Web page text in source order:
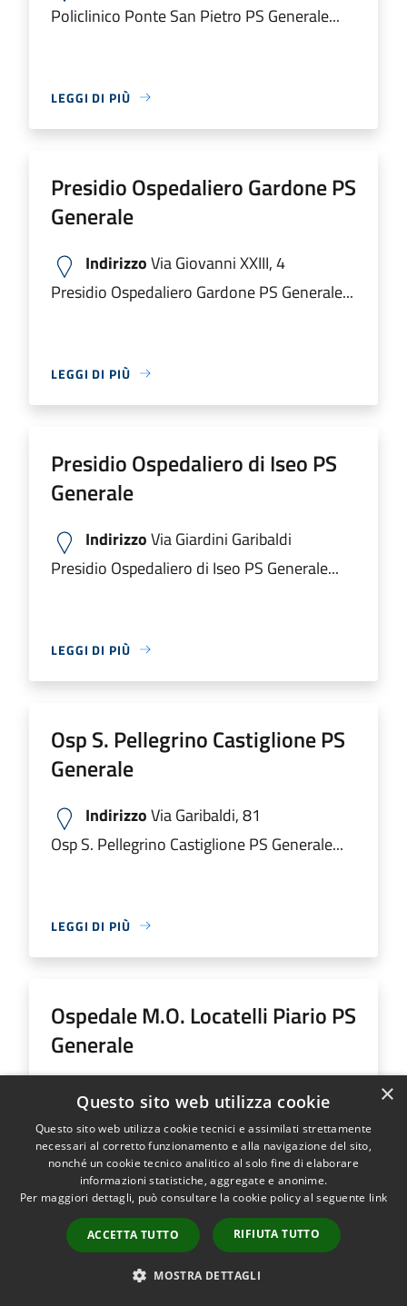
Policlinico Ponte San Pietro PS Generale...
LEGGI DI PIÙ
Presidio Ospedaliero Gardone PS
Generale
IndirizzoVia Giovanni XXIII, 4
Presidio Ospedaliero Gardone PS Generale...
LEGGI DI PIÙ
Presidio Ospedaliero di Iseo PS
Generale
IndirizzoVia Giardini Garibaldi
Presidio Ospedaliero di Iseo PS Generale...
LEGGI DI PIÙ
Osp S. Pellegrino Castiglione PS
Generale
IndirizzoVia Garibaldi, 81
Osp S. Pellegrino Castiglione PS Generale...
LEGGI DI PIÙ
Ospedale M.O. Locatelli Piario PS
Generale
Indirizzo Via Groppino, 22
Ospedale M.O. Locatelli Piario PS Generale...
LEGGI DI PIÙ
Ospedale SS Trinità Romano L.
×
Questo sito web utilizza cookie
Questo sito web utilizza cookie tecnici e assimilati strettamente
necessari al corretto funzionamento e alla navigazione del sito,
nonché un cookie tecnico analitico al solo fine di elaborare
informazioni statistiche, aggregate e anonime.
Per maggiori dettagli, può consultare la cookie policy al seguente link
ACCETTA TUTTO RIFIUTA TUTTO
MOSTRA DETTAGLI